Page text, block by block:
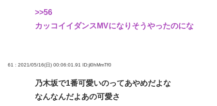
>>56
カッコイイダンスMVになりそうやったのにな
61 : 2021/05/16(日) 00:06:01.91 ID:jl0hMmTf0
乃木坂で1番可愛いのってあやめだよな
なんなんだよあの可愛さ